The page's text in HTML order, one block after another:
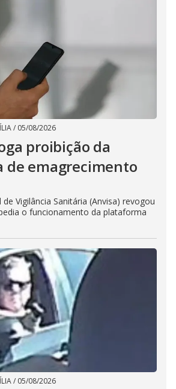
/ 05/08/2026
proibição da
de emagrecimento
Vigilância Sanitária (Anvisa) revogou
o funcionamento da plataforma
/ 05/08/2026